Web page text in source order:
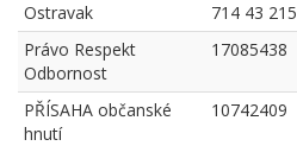
Ostravak 714 43 215
Právo Respekt
Odbornost
17085438
PŘÍSAHA občanské
hnutí
10742409